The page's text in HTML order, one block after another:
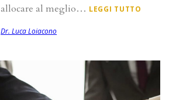
allocare al meglio… LEGGI TUTTO
Dr. Luca Loiacono